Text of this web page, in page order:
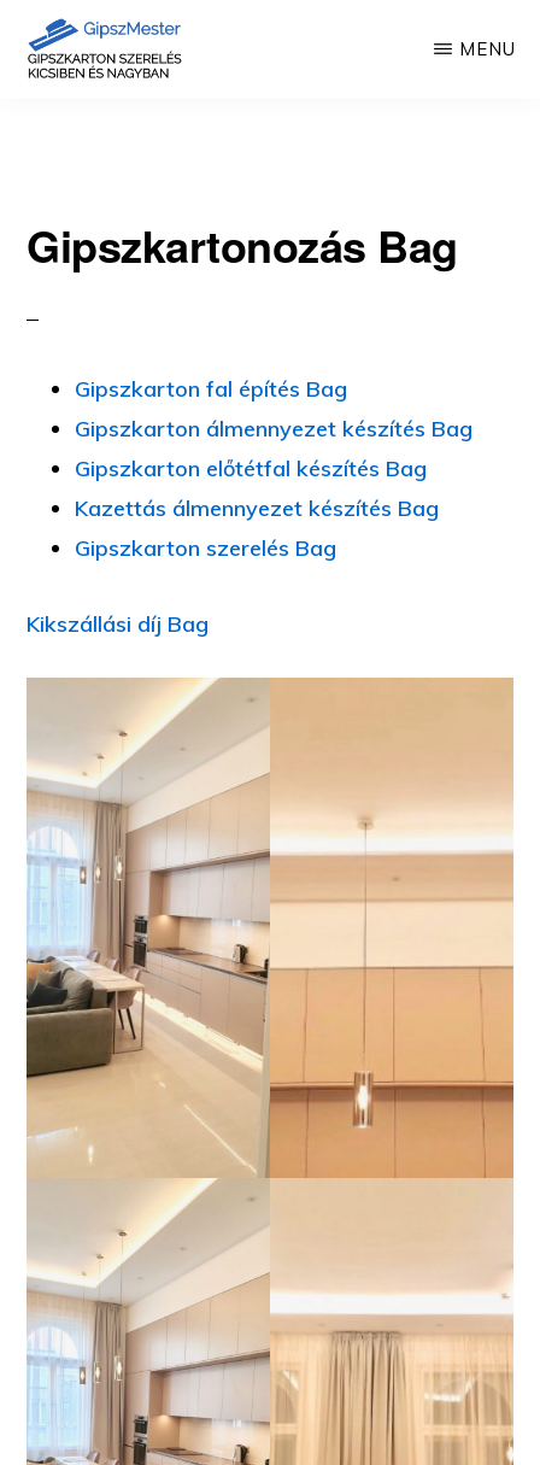
MENU
Gipszkartonozás Bag
Gipszkarton fal építés Bag
Gipszkarton álmennyezet készítés Bag
Gipszkarton előtétfal készítés Bag
Kazettás álmennyezet készítés Bag
Gipszkarton szerelés Bag
Kikszállási díj Bag